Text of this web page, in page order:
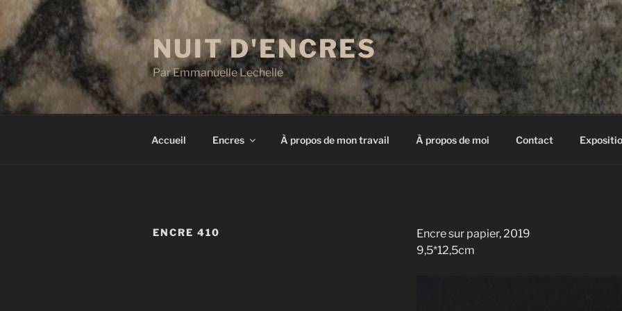
contenu
principal
NUIT D'ENCRES
Par Emmanuelle Lechelle
Accueil Encres À propos de mon travail À propos de moi Contact
ENCRE 410
Encre sur papier, 2019
9,5*12,5cm